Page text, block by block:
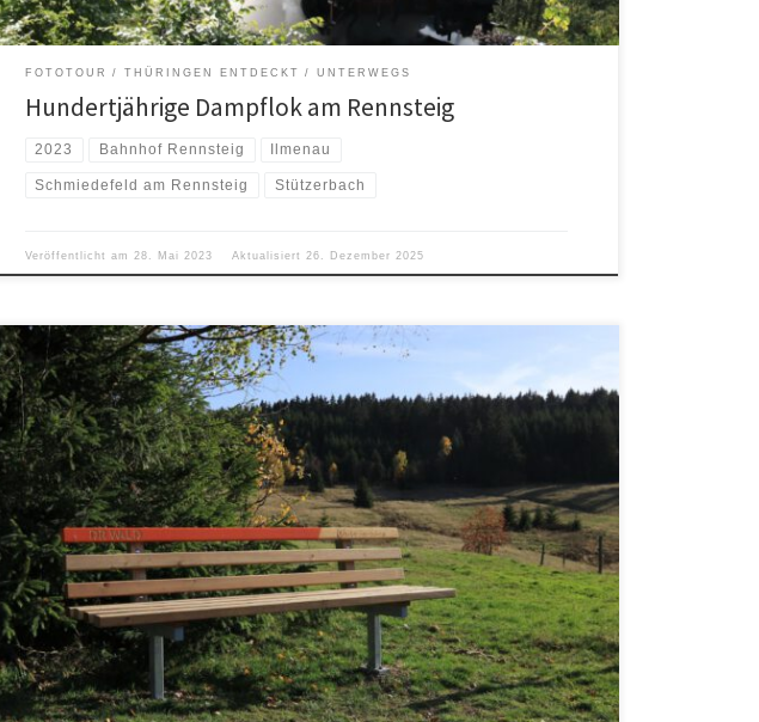
FOTOTOUR THÜRINGEN ENTDECKT UNTERWEGS
Hundertjährige Dampflok am Rennsteig
2023 Bahnhof Rennsteig Ilmenau
Schmiedefeld am Rennsteig Stützerbach
Veröffentlicht am 28. Mai 2023 Aktualisiert 26. Dezember 2025
Der alte Doktor-Wald-Weg ist noch bei der Ilm-Kreis-Touristik zu finden (Stand Dez.
2022). Über den neuen Doktor-Wald-Weg gibt es einen Beitrag im Freien Wort und vom
vom mdr-Thüringen (Stand Dez. 2022).